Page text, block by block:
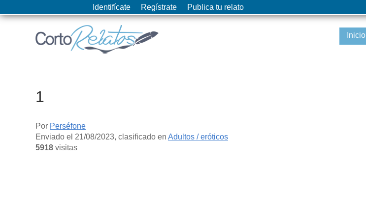
Identifícate Regístrate Publica tu relato
Inicio
1
Por Perséfone
Enviado el 21/08/2023, clasificado en Adultos / eróticos
5918 visitas